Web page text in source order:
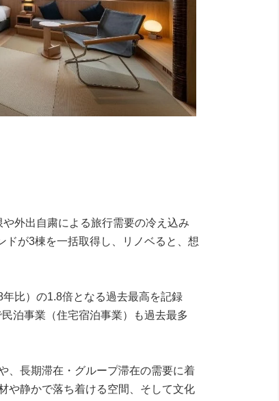
外出自粛による旅行需要の冷え込み
ドが3棟を一括取得し、リノベると、想
比）の1.8倍となる過去最高を記録
泊事業（住宅宿泊事業）も過去最多
、長期滞在・グループ滞在の需要に着
や静かで落ち着ける空間、そして文化